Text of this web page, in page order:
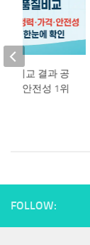
질비교 결과 공
격·안전성 1위
FOLLOW: